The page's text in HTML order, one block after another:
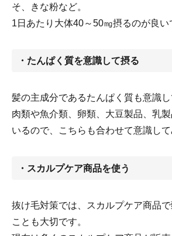
そ、きな粉など。
1日あたり大体40～50㎎摂るのが良い
・たんぱく質を意識して摂る
髪の主成分であるたんぱく質も意識し
肉類や魚介類、卵類、大豆製品、乳
いるので、こちらも合わせて意識して
・スカルプケア商品を使う
抜け毛対策では、スカルプケア商品
ことも大切です。